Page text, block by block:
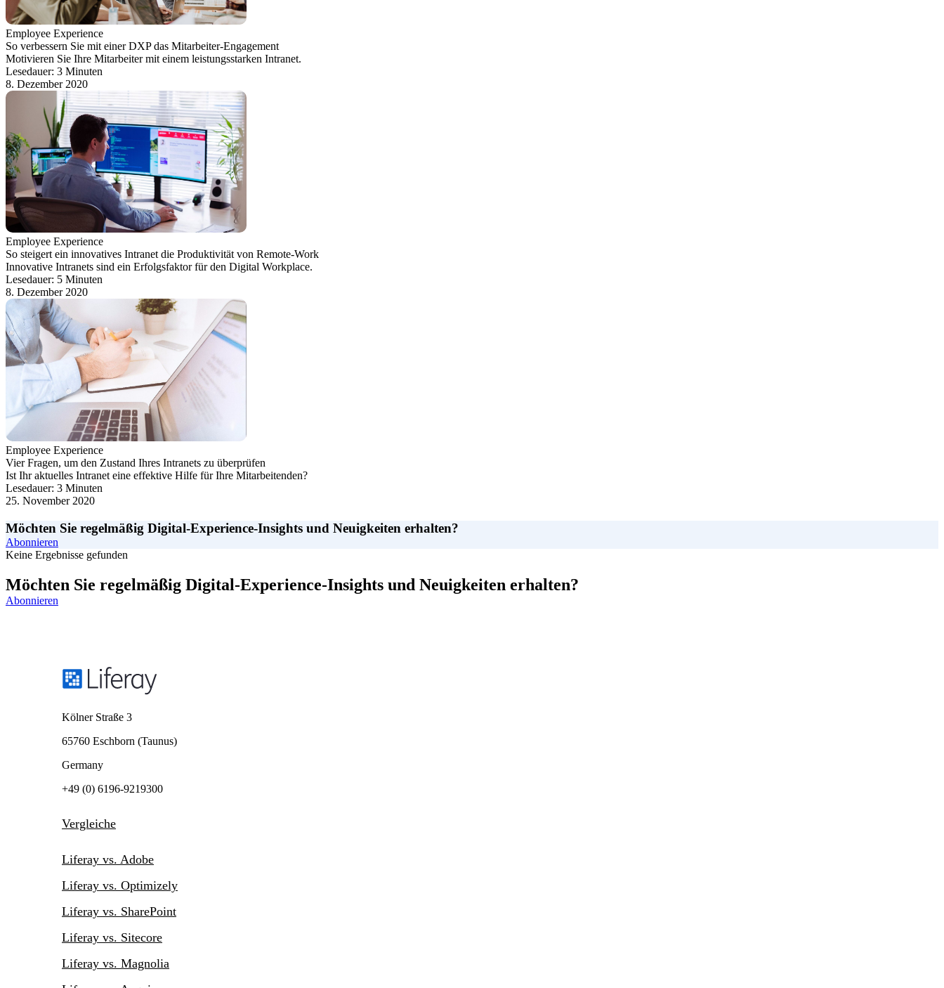
Employee Experience
So verbessern Sie mit einer DXP das Mitarbeiter-Engagement
Motivieren Sie Ihre Mitarbeiter mit einem leistungsstarken Intranet.
Lesedauer: 3 Minuten
8. Dezember 2020
Employee Experience
So steigert ein innovatives Intranet die Produktivität von Remote-Work
Innovative Intranets sind ein Erfolgsfaktor für den Digital Workplace.
Lesedauer: 5 Minuten
8. Dezember 2020
Employee Experience
Vier Fragen, um den Zustand Ihres Intranets zu überprüfen
Ist Ihr aktuelles Intranet eine effektive Hilfe für Ihre Mitarbeitenden?
Lesedauer: 3 Minuten
25. November 2020
Möchten Sie regelmäßig Digital-Experience-Insights und Neuigkeiten erhalten?
Abonnieren
Keine Ergebnisse gefunden
Möchten Sie regelmäßig Digital-Experience-Insights und Neuigkeiten erhalten?
Abonnieren
Kölner Straße 3
65760 Eschborn (Taunus)
Germany
+49 (0) 6196-9219300
Vergleiche
Liferay vs. Adobe
Liferay vs. Optimizely
Liferay vs. SharePoint
Liferay vs. Sitecore
Liferay vs. Magnolia